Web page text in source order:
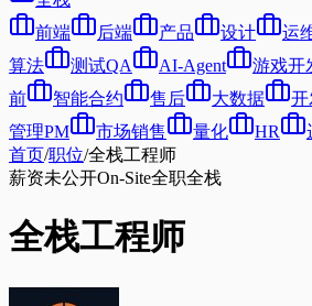
前端
后端 产品 设计 运
算法
测试QA AI-Agent 游戏开
前
智能合约 售后 大数据 开
管理PM
市场销售 量化 HR
首页/职位/全栈工程师
薪资未公开On-Site全职全栈
全栈工程师